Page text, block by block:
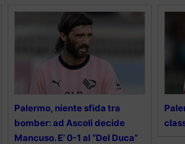
Palermo, niente sfida tra
bomber: ad Ascoli decide
Mancuso. E’ 0-1 al “Del Duca”